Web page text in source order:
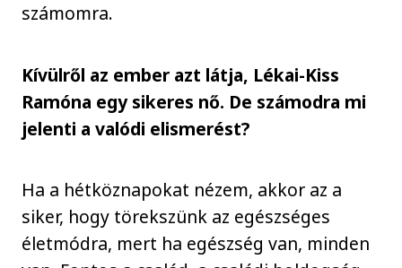
számomra.
Kívülről az ember azt látja, Lékai-Kiss
Ramóna egy sikeres nő. De számodra mi
jelenti a valódi elismerést?
Ha a hétköznapokat nézem, akkor az a
siker, hogy törekszünk az egészséges
életmódra, mert ha egészség van, minden